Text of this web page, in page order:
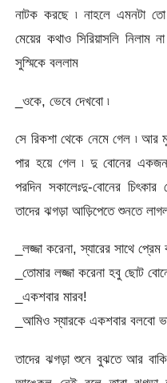
নাটক করছে ৷ নাহলে এমনটা
মেয়ের কথাও সিরিয়াসলি নিলাম
সুস্মিকে বললাম
_ওকে, ভেবে দেখবো ৷
সে রিকশা থেকে নেমে গেল ৷ আর
পার হয়ে গেল ৷ দু বোনের
পরদিন সকালেঃদু-বোনের
তাদের ঝগড়া আড়িপেতে শুনতে
_লজ্জা করেনা, স্যারের সাথে
_তোমার লজ্জা করেনা হবু ছোট
_একশবার মারব!
_আমিও স্যারকে একশবার বলবো
তাদের ঝগড়া শুনে বুঝতে আর